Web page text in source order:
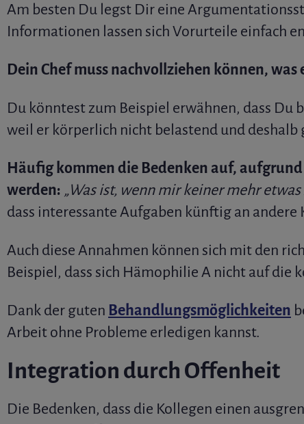
Am besten Du legst Dir eine
Informationen lassen sich Vorurteile einfach
Dein Chef muss nachvollziehen können,
Du könntest zum Beispiel erwähnen, dass Du
weil er körperlich nicht belastend und
Häufig kommen die Bedenken auf,
werden: „Was ist, wenn mir keiner mehr etwas
dass interessante Aufgaben künftig an
Auch diese Annahmen können sich mit den
Beispiel, dass sich Hämophilie A nicht auf die
Dank der guten Behandlungsmöglichkeiten
Arbeit ohne Probleme erledigen kannst.
Integration durch Offenheit
Die Bedenken, dass die Kollegen einen